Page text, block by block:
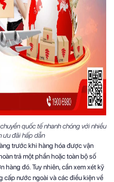
quốc tế nhanh chóng với nhiều
ưu đãi hấp dẫn
trước khi hàng hóa được vận
trả một phần hoặc toàn bộ số
hàng đó. Tuy nhiên, cần xem xét kỹ
cấp nước ngoài và các điều kiện về